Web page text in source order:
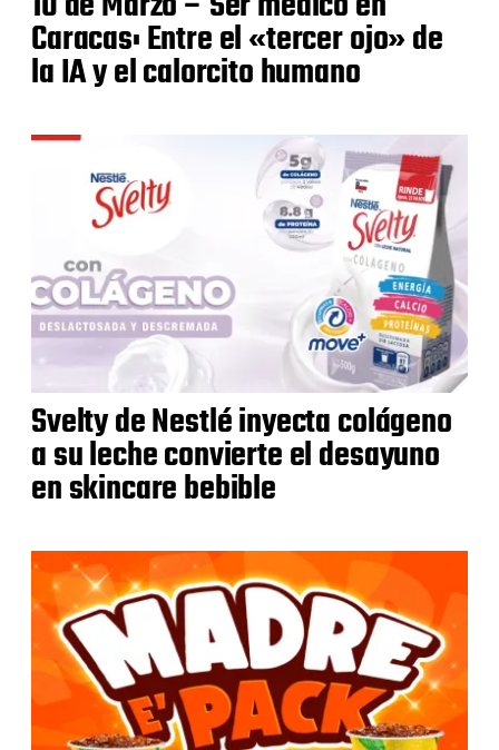
Caracas: Entre el «tercer ojo» de
la IA y el calorcito humano
Svelty de Nestlé inyecta colágeno
a su leche convierte el desayuno
en skincare bebible